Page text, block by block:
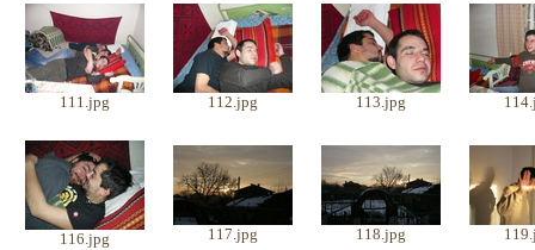
111.jpg 112.jpg 113.jpg
116.jpg 117.jpg 118.jpg